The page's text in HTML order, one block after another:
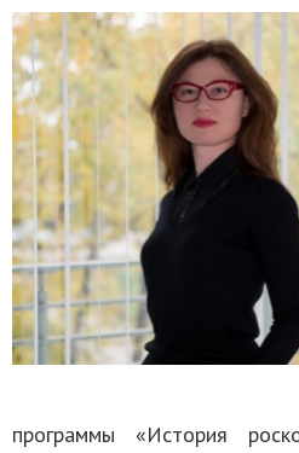
программы «История